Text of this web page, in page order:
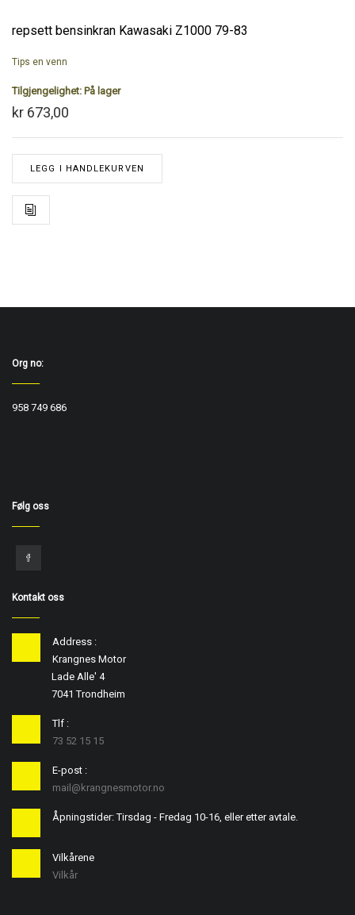
repsett bensinkran Kawasaki Z1000 79-83
Tips en venn
Tilgjengelighet: På lager
kr 673,00
LEGG I HANDLEKURVEN
Org no:
958 749 686
Følg oss
Kontakt oss
Address :
Krangnes Motor
Lade Alle' 4
7041 Trondheim
Tlf :
73 52 15 15
E-post :
mail@krangnesmotor.no
Åpningstider: Tirsdag - Fredag 10-16, eller etter avtale.
Vilkårene
Vilkår